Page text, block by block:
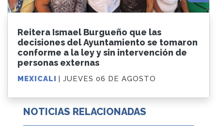
Reitera Ismael Burgueño que las
decisiones del Ayuntamiento se tomaron
conforme a la ley y sin intervención de
personas externas
MEXICALI | JUEVES 06 DE AGOSTO
NOTICIAS RELACIONADAS